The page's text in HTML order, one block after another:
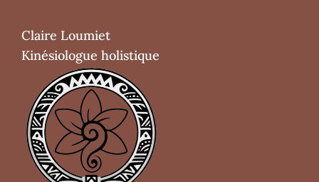
Claire Loumiet
Kinésiologue holistique